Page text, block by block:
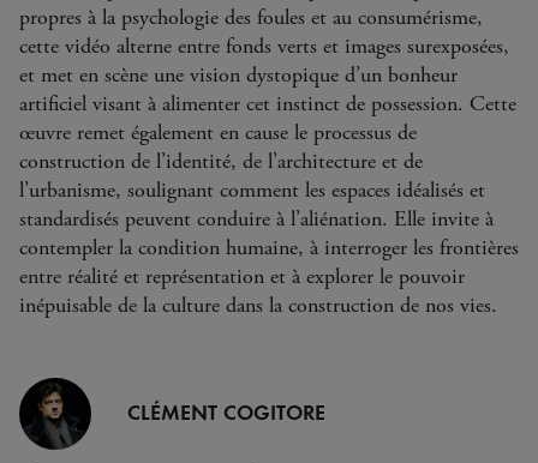
propres à la psychologie des foules et au consumérisme,
cette vidéo alterne entre fonds verts et images surexposées,
et met en scène une vision dystopique d’un bonheur
artificiel visant à alimenter cet instinct de possession. Cette
œuvre remet également en cause le processus de
construction de l’identité, de l’architecture et de
l’urbanisme, soulignant comment les espaces idéalisés et
standardisés peuvent conduire à l’aliénation. Elle invite à
contempler la condition humaine, à interroger les frontières
entre réalité et représentation et à explorer le pouvoir
inépuisable de la culture dans la construction de nos vies.
CLÉMENT COGITORE